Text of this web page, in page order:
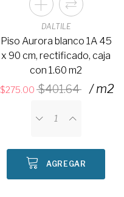
DALTILE
Piso Aurora blanco 1A 45
x 90 cm, rectificado, caja
con 1.60 m2
275.00 401.64 / m2
AGREGAR